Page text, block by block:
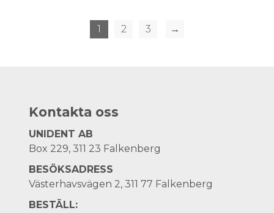
1 2 3 →
Kontakta oss
UNIDENT AB
Box 229, 311 23 Falkenberg
BESÖKSADRESS
Västerhavsvägen 2, 311 77 Falkenberg
BESTÄLL: